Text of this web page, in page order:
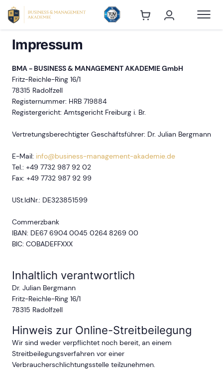
Impressum
BMA - BUSINESS & MANAGEMENT AKADEMIE GmbH
Fritz-Reichle-Ring 16/1
78315 Radolfzell
Registernummer: HRB 719884
Registergericht: Amtsgericht Freiburg i. Br.
Vertretungsberechtigter Geschäftsführer: Dr. Julian Bergmann
E-Mail: info@business-management-akademie.de
Tel.: +49 7732 987 92 02
Fax: +49 7732 987 92 99
USt.IdNr.: DE323851599
Commerzbank
IBAN: DE67 6904 0045 0264 8269 00
BIC: COBADEFFXXX
Inhaltlich verantwortlich
Dr. Julian Bergmann
Fritz-Reichle-Ring 16/1
78315 Radolfzell
Hinweis zur Online-Streitbeilegung
Wir sind weder verpflichtet noch bereit, an einem
Streitbeilegungsverfahren vor einer
Verbraucherschlichtungsstelle teilzunehmen.